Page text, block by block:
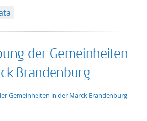
der Gemeinheiten
Brandenburg
Gemeinheiten in der Marck Brandenburg